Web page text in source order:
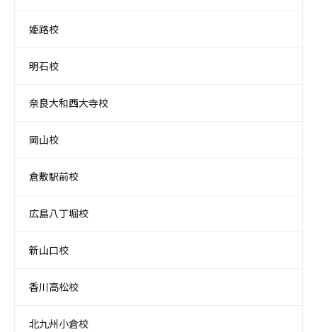
姫路校
明石校
奈良大和西大寺校
岡山校
倉敷駅前校
広島八丁堀校
新山口校
香川高松校
北九州小倉校